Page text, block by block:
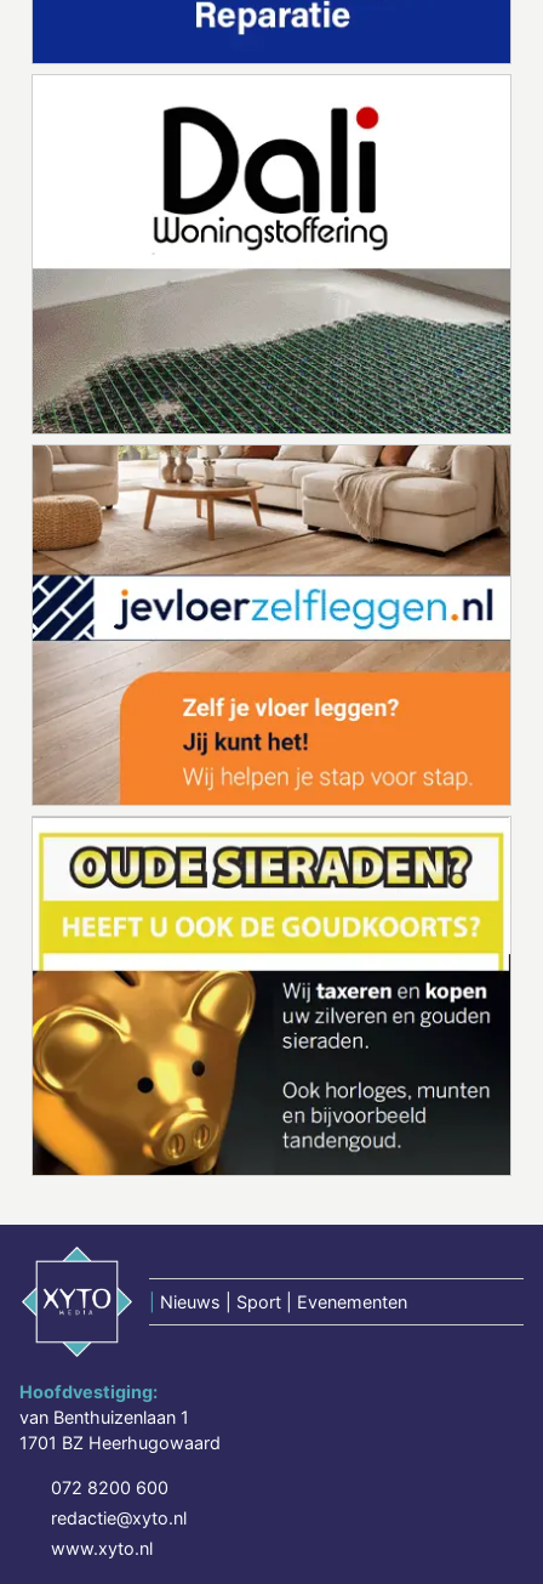
Nieuws | Sport | Evenementen
Hoofdvestiging:
van Benthuizenlaan 1
1701 BZ Heerhugowaard
072 8200 600
redactie@xyto.nl
www.xyto.nl